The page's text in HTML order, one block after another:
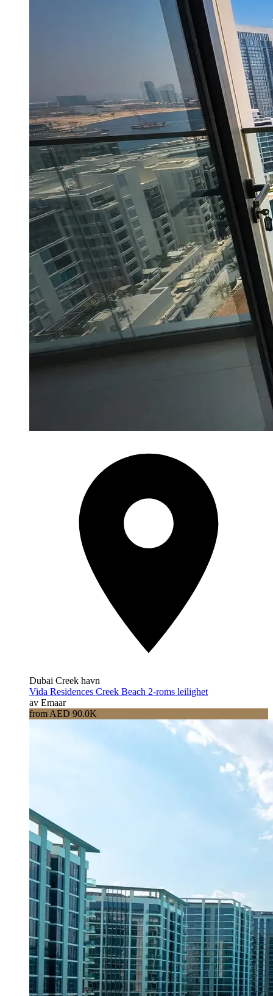
Dubai Creek havn
Vida Residences Creek Beach 2-roms leilighet
av Emaar
from AED 90.0K